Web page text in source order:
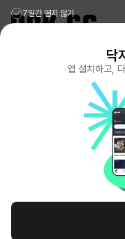
리그오브레전드 전적검색 포로
전략적팀전투 TFT 전적검색 롤
메이플스토리 종합통계
배틀그라운드 전적검색
이터널 리턴 전적검색
서비스 이용 약관 개인정보
© All Rights Reserved.
logos are trademarks of
7일간 열지 않기
닥
앱 설치하고,